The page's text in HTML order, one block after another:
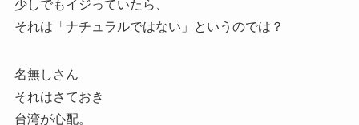
少しでもイジっていたら、
それは「ナチュラルではない」というのでは？
名無しさん
それはさておき
台湾が心配。